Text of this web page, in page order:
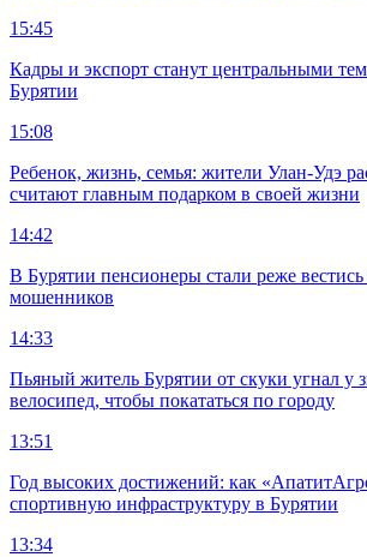
15:45
Кадры и экспорт станут центральными
Бурятии
15:08
Ребенок, жизнь, семья: жители Улан-Удэ
считают главным подарком в своей жизни
14:42
В Бурятии пенсионеры стали реже вестись
мошенников
14:33
Пьяный житель Бурятии от скуки угнал у
велосипед, чтобы покататься по городу
13:51
Год высоких достижений: как
спортивную инфраструктуру в Бурятии
13:34